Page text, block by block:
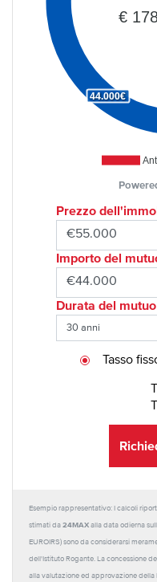
44.000€
€
Prezzo
Importo del
Durata del mutuo
Tasso
Esempio rappresentativo: I calcoli
stimati da 24MAX alla data odierna
EUROIRS) sono da considerarsi
dell'Istituto Rogante. La concessione
alla valutazione ed approvazione della